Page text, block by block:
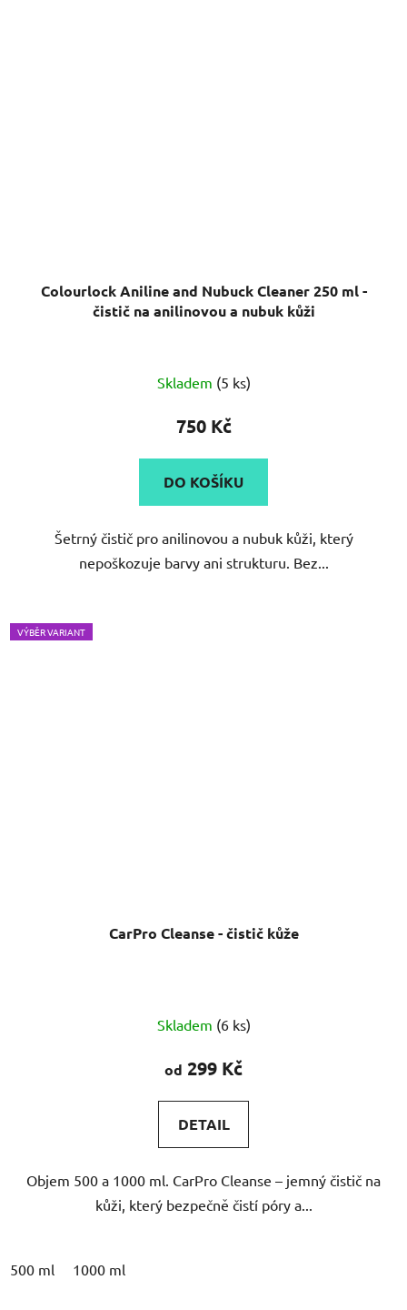
Colourlock Aniline and Nubuck Cleaner 250 ml -
čistič na anilinovou a nubuk kůži
Skladem (5 ks)
750 Kč
DO KOŠÍKU
Šetrný čistič pro anilinovou a nubuk kůži, který
nepoškozuje barvy ani strukturu. Bez...
VÝBĚR VARIANT
CarPro Cleanse - čistič kůže
hodnocení
produktu
5,0
z
hvězdiček.
Skladem (6 ks)
od 299 Kč
DETAIL
Objem 500 a 1000 ml. CarPro Cleanse – jemný čistič na
kůži, který bezpečně čistí póry a...
500 ml 1000 ml